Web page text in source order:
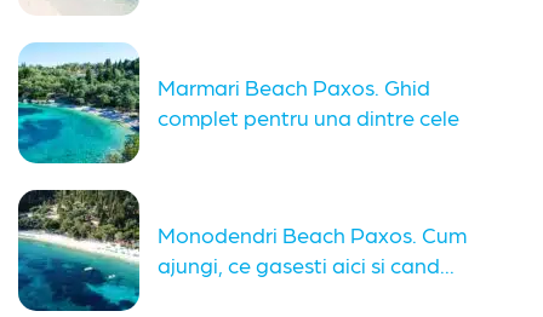
Marmari Beach Paxos. Ghid
complet pentru una dintre cele
Monodendri Beach Paxos. Cum
ajungi, ce gasesti aici si cand...